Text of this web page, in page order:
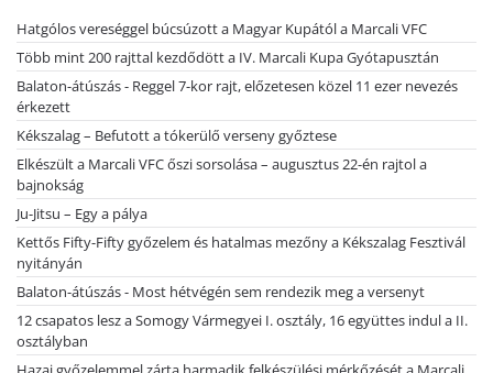
Hatgólos vereséggel búcsúzott a Magyar Kupától a Marcali VFC
Több mint 200 rajttal kezdődött a IV. Marcali Kupa Gyótapusztán
Balaton-átúszás - Reggel 7-kor rajt, előzetesen közel 11 ezer nevezés
érkezett
Kékszalag – Befutott a tókerülő verseny győztese
Elkészült a Marcali VFC őszi sorsolása – augusztus 22-én rajtol a
bajnokság
Ju-Jitsu – Egy a pálya
Kettős Fifty-Fifty győzelem és hatalmas mezőny a Kékszalag Fesztivál
nyitányán
Balaton-átúszás - Most hétvégén sem rendezik meg a versenyt
12 csapatos lesz a Somogy Vármegyei I. osztály, 16 együttes indul a II.
osztályban